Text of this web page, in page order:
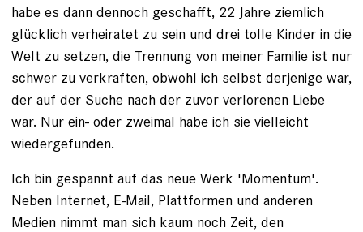
habe es dann dennoch geschafft, 22 Jahre ziemlich
glücklich verheiratet zu sein und drei tolle Kinder in die
Welt zu setzen, die Trennung von meiner Familie ist nur
schwer zu verkraften, obwohl ich selbst derjenige war,
der auf der Suche nach der zuvor verlorenen Liebe
war. Nur ein- oder zweimal habe ich sie vielleicht
wiedergefunden.
Ich bin gespannt auf das neue Werk 'Momentum'.
Neben Internet, E-Mail, Plattformen und anderen
Medien nimmt man sich kaum noch Zeit, den